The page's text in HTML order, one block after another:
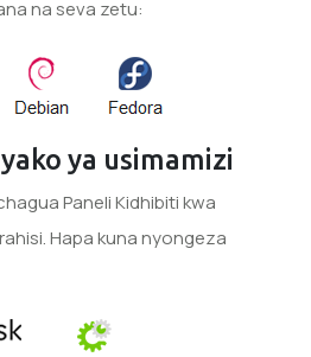
na seva zetu:
ya usimamizi
Paneli Kidhibiti kwa
Hapa kuna nyongeza